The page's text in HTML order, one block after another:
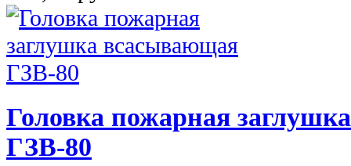
Головка пожарная
ГЗВ-80